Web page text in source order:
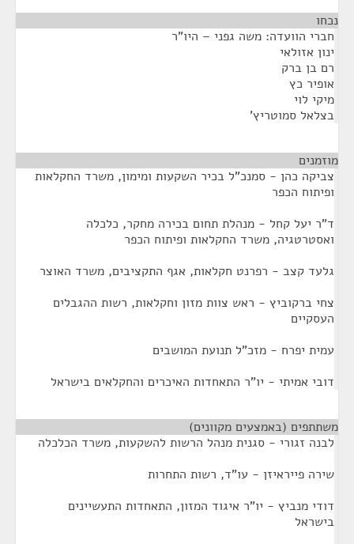
נכחו
חברי הוועדה: משה גפני – היו"ר
ינון אזולאי
רם בן ברק
אופיר כץ
מיקי לוי
בצלאל סמוטריץ'
מוזמנים
צביקה כהן - סמנכ"ל בכיר השקעות ומימון, משרד החקלאות
ופיתוח הכפר
ד"ר יעל קחל - מנהלת תחום בכירה מחקר, כלכלה
ואסטרטגיה, משרד החקלאות ופיתוח הכפר
גלעד קצב - רפרנט חקלאות, אגף התקציבים, משרד האוצר
צחי ברקוביץ - ראש צוות מזון וחקלאות, רשות ההגבלים
העסקיים
עמית יפרח - מזכ"ל תנועת המושבים
דובי אמיתי - יו"ר התאחדות האיכרים והחקלאים בישראל
משתתפים (באמצעים מקוונים)
לבנה זגורי - סגנית מנהל הרשות להשקעות, משרד הכלכלה
שירה פייראיזן - עו"ד, רשות התחרות
דודי מנביץ - יו"ר איגוד המזון, התאחדות התעשיינים
בישראל